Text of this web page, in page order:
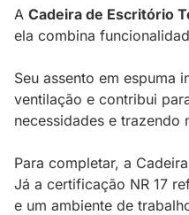
A Cadeira de Escritório
ela combina
Seu assento em
ventilação e contribui
necessidades e trazendo
Para completar, a
Já a certificação NR 17
e um ambiente de